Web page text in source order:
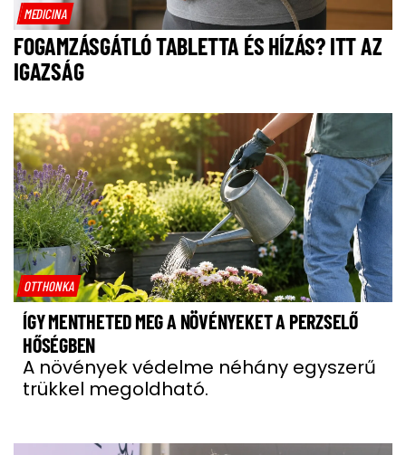
MEDICINA
FOGAMZÁSGÁTLÓ TABLETTA ÉS HÍZÁS? ITT AZ
IGAZSÁG
OTTHONKA
ÍGY MENTHETED MEG A NÖVÉNYEKET A PERZSELŐ
HŐSÉGBEN
A növények védelme néhány egyszerű
trükkel megoldható.